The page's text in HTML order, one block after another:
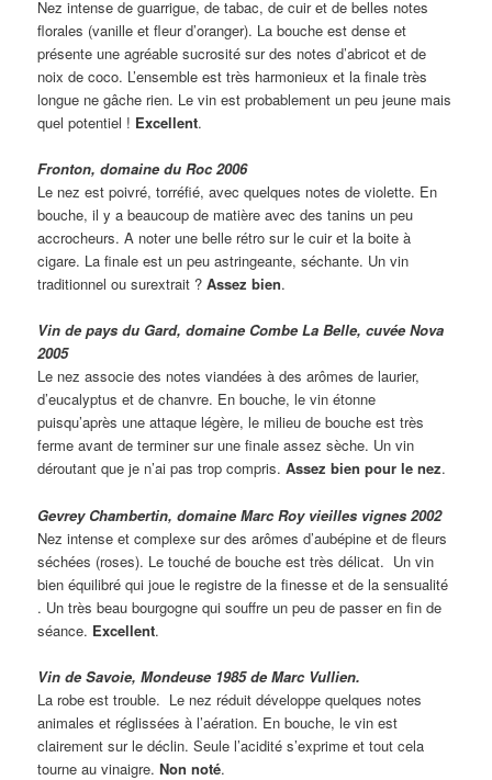
Nez intense de guarrigue, de tabac, de cuir et de belles notes
florales (vanille et fleur d’oranger). La bouche est dense et
présente une agréable sucrosité sur des notes d’abricot et de
noix de coco. L’ensemble est très harmonieux et la finale très
longue ne gâche rien. Le vin est probablement un peu jeune mais
quel potentiel ! Excellent.
Fronton, domaine du Roc 2006
Le nez est poivré, torréfié, avec quelques notes de violette. En
bouche, il y a beaucoup de matière avec des tanins un peu
accrocheurs. A noter une belle rétro sur le cuir et la boite à
cigare. La finale est un peu astringeante, séchante. Un vin
traditionnel ou surextrait ?Assez bien.
Vin de pays du Gard, domaine Combe La Belle, cuvée Nova
2005
Le nez associe des notes viandées à des arômes de laurier,
d’eucalyptus et de chanvre. En bouche, le vin étonne
puisqu’après une attaque légère, le milieu de bouche est très
ferme avant de terminer sur une finale assez sèche. Un vin
déroutant que je n’ai pas trop compris.Assez bien pour le nez.
Gevrey Chambertin, domaine Marc Roy vieilles vignes 2002
Nez intense et complexe sur des arômes d’aubépine et de fleurs
séchées (roses). Le touché de bouche est très délicat. Un vin
bien équilibré qui joue le registre de la finesse et de la sensualité
. Un très beau bourgogne qui souffre un peu de passer en fin de
séance. Excellent.
Vin de Savoie, Mondeuse 1985 de Marc Vullien.
La robe est trouble. Le nez réduit développe quelques notes
animales et réglissées à l’aération. En bouche, le vin est
clairement sur le déclin. Seule l’acidité s’exprime et tout cela
tourne au vinaigre.Non noté.